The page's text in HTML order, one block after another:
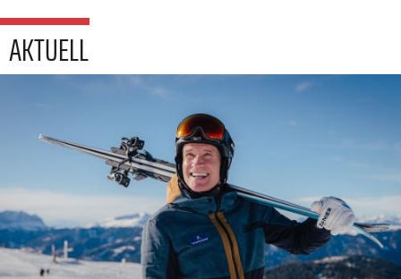
AKTUELL